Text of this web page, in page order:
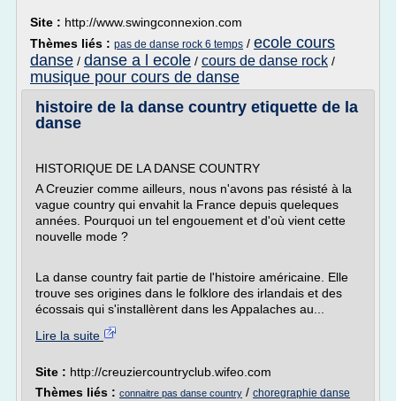
Site : http://www.swingconnexion.com
Thèmes liés : pas de danse rock 6 temps / ecole cours
danse / danse a l ecole / cours de danse rock /
musique pour cours de danse
histoire de la danse country etiquette de la
danse
HISTORIQUE DE LA DANSE COUNTRY
A Creuzier comme ailleurs, nous n'avons pas résisté à la
vague country qui envahit la France depuis queleques
années. Pourquoi un tel engouement et d'où vient cette
nouvelle mode ?
La danse country fait partie de l'histoire américaine. Elle
trouve ses origines dans le folklore des irlandais et des
écossais qui s'installèrent dans les Appalaches au...
Lire la suite
Site : http://creuziercountryclub.wifeo.com
Thèmes liés : connaitre pas danse country / choregraphie danse